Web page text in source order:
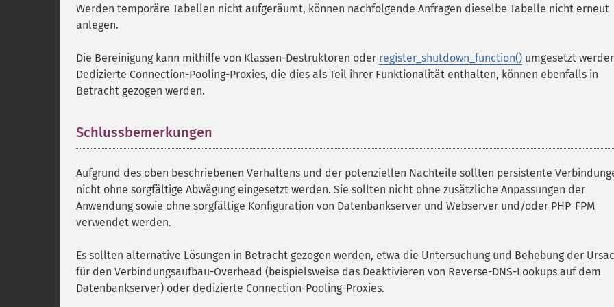
Werden temporäre Tabellen nicht aufgeräumt, können nachfolgende Anfragen dieselbe Tabelle nicht erneut
anlegen.
Die Bereinigung kann mithilfe von Klassen-Destruktoren oder register_shutdown_function() umgesetzt
Dedizierte Connection-Pooling-Proxies, die dies als Teil ihrer Funktionalität enthalten, können ebenfalls in
Betracht gezogen werden.
Schlussbemerkungen
Aufgrund des oben beschriebenen Verhaltens und der potenziellen Nachteile sollten persistente
nicht ohne sorgfältige Abwägung eingesetzt werden. Sie sollten nicht ohne zusätzliche Anpassungen der
Anwendung sowie ohne sorgfältige Konfiguration von Datenbankserver und Webserver und/oder PHP-FPM
verwendet werden.
Es sollten alternative Lösungen in Betracht gezogen werden, etwa die Untersuchung und Behebung der
für den Verbindungsaufbau-Overhead (beispielsweise das Deaktivieren von Reverse-DNS-Lookups auf dem
Datenbankserver) oder dedizierte Connection-Pooling-Proxies.